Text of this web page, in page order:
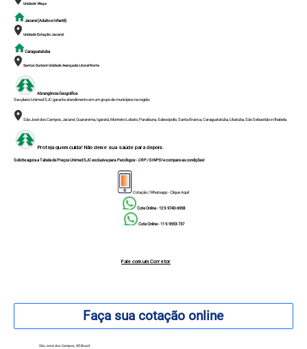
Fale com um Corretor
São José dos Campos, SP, Brasil
Unidade Vilaça
Jacareí (Adulto e Infantil)
Unidade Estação Jacareí
Caraguatatuba
Santos Dumont Unidade Avançada Litoral Norte
Abrangência Geográfica
Seu plano Unimed SJC garante atendimento em um grupo de municípios na região:
São José dos Campos, Jacareí, Guararema, Igaratá, Monteiro Lobato, Paraibuna, Salesópolis, Santa Branca, Caraguatatuba, Ubatuba, São Sebastião e Ilhabela.
Proteja quem cuida! Não deixe sua saúde para depois.
Solicite agora a Tabela de Preços Unimed SJC exclusiva paraPsicólogos - CRP / SINPSIe compare as condições!
Cotação / Whatsapp - Clique Aqui!
Cote Online - 12 9.9740-6958
Cote Online - 11 9.9553-737
Faça sua cotação online